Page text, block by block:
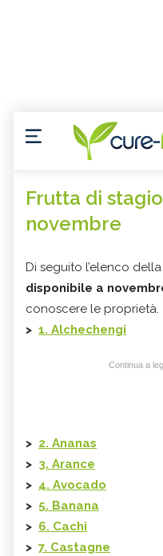
Frutta di
novembre
Di seguito l’elenco della
disponibile a
conoscere le proprietà.
> 1. Alchechengi
Continua a
> 2. Ananas
> 3. Arance
> 4. Avocado
> 5. Banana
> 6. Cachi
> 7. Castagne